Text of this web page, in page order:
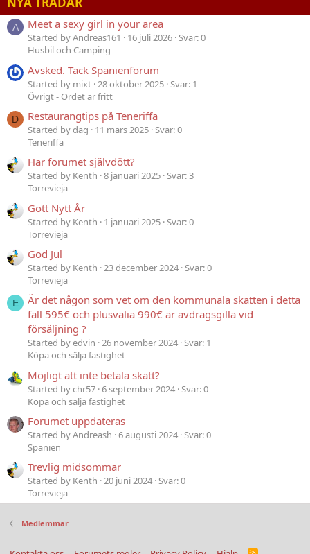
A Meet a sexy girl in your area
Started by Andreas161 16 juli 2026 Svar: 0
Husbil och Camping
Avsked. Tack Spanienforum
Started by mixt 28 oktober 2025 Svar: 1
Övrigt - Ordet är fritt
D Restaurangtips på Teneriffa
Started by dag 11 mars 2025 Svar: 0
Teneriffa
Har forumet självdött?
Started by Kenth 8 januari 2025 Svar: 3
Torrevieja
Gott Nytt År
Started by Kenth 1 januari 2025 Svar: 0
Torrevieja
God Jul
Started by Kenth 23 december 2024 Svar: 0
Torrevieja
E
Är det någon som vet om den kommunala skatten i detta
fall 595€ och plusvalia 990€ är avdragsgilla vid
försäljning ?
Started by edvin 26 november 2024 Svar: 1
Köpa och sälja fastighet
Möjligt att inte betala skatt?
Started by chr57 6 september 2024 Svar: 0
Köpa och sälja fastighet
Forumet uppdateras
Started by Andreash 6 augusti 2024 Svar: 0
Spanien
Trevlig midsommar
Started by Kenth 20 juni 2024 Svar: 0
Torrevieja
Medlemmar